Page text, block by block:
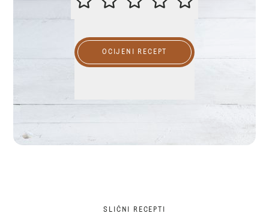
OCIJENI RECEPT
SLIČNI RECEPTI